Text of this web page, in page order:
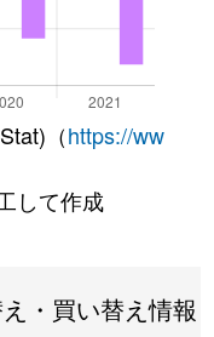
（https://ww
して作成
・買い替え情報